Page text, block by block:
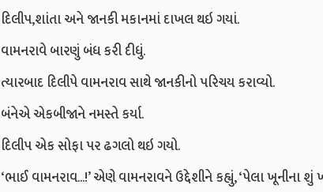
દિલીપ,શાંતા અને જાનકી મકાનમાં દાખલ થઇ ગયાં.
વામનરાવે બારણું બંધ કરી દીધું.
ત્યારબાદ દિલીપે વામનરાવ સાથે જાનકીનો પરિચય કરાવ્યો.
બંનેએ એકબીજાને નમસ્તે કર્યા.
દિલીપ એક સોફા પર ઢગલો થઇ ગયો.
‘ભાઈ વામનરાવ...!’ એણે વામનરાવને ઉદ્દેશીને કહ્યું, ‘પેલા ખૂનીના